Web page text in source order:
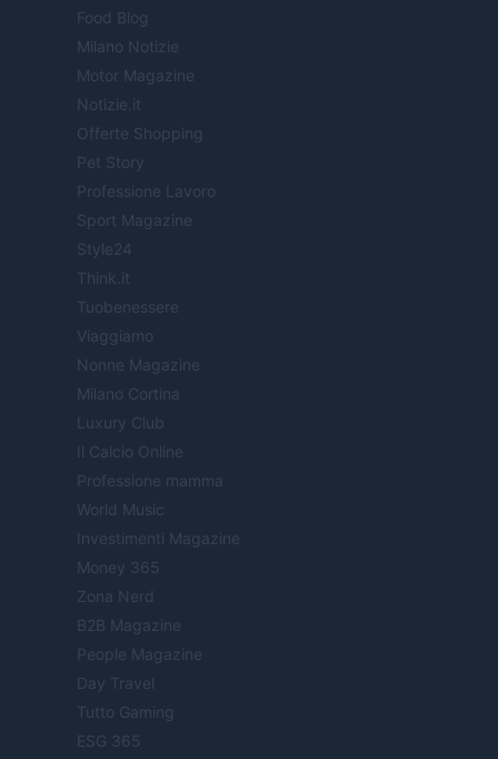
Food Blog
Milano Notizie
Motor Magazine
Notizie.it
Offerte Shopping
Pet Story
Professione Lavoro
Sport Magazine
Style24
Think.it
Tuobenessere
Viaggiamo
Nonne Magazine
Milano Cortina
Luxury Club
Il Calcio Online
Professione mamma
World Music
Investimenti Magazine
Money 365
Zona Nerd
B2B Magazine
People Magazine
Day Travel
Tutto Gaming
ESG 365